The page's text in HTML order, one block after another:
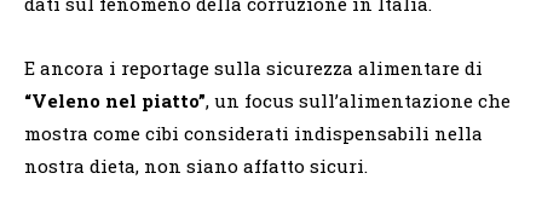
E ancora i reportage sulla sicurezza alimentare di
“Veleno nel piatto”, un focus sull’alimentazione che
mostra come cibi considerati indispensabili nella
nostra dieta, non siano affatto sicuri.